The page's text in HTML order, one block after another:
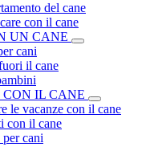
del cane
con il cane
UN CANE
cani
il cane
IL CANE
le vacanze con il cane
con il cane
per cani